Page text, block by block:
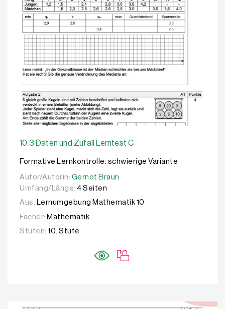
10.3 Daten und Zufall Lerntest C
Formative Lernkontrolle: schwierige Variante
Autor/Autorin: Gernot Braun
Autor/Autorin: Gernot Braun
Umfang/Länge: 4 Seiten
Aus: Lernumgebung Mathematik 10
Fächer: Mathematik
Stufen: 10. Stufe